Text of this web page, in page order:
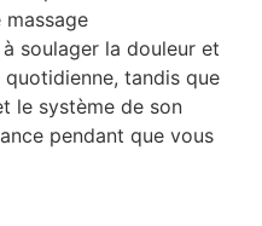
soulager la douleur et
tandis que
le système de son
pendant que vous